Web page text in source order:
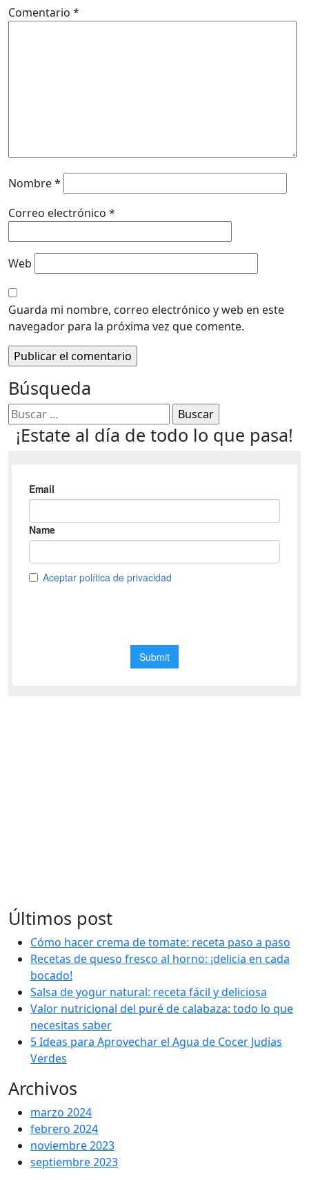
Comentario *
Nombre*
Correo electrónico *
Web
Guarda mi nombre, correo electrónico y web en este
navegador para la próxima vez que comente.
Búsqueda
¡Estate al día de todo lo que pasa!
Últimos post
Cómo hacer crema de tomate: receta paso a paso
Recetas de queso fresco al horno: ¡delicia en cada
bocado!
Salsa de yogur natural: receta fácil y deliciosa
Valor nutricional del puré de calabaza: todo lo que
necesitas saber
5 Ideas para Aprovechar el Agua de Cocer Judías
Verdes
Archivos
marzo 2024
febrero 2024
noviembre 2023
septiembre 2023